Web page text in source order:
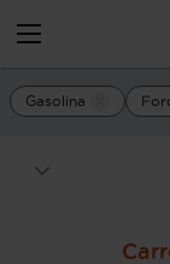
Gasolina